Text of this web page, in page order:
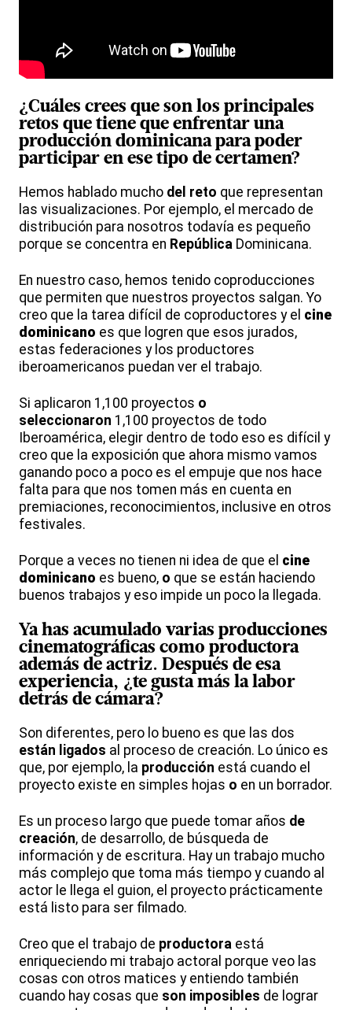
¿Cuáles crees que son los principales
retos que tiene que enfrentar una
producción dominicana para poder
participar en ese tipo de certamen?
Hemos hablado mucho del reto que representan
las visualizaciones. Por ejemplo, el mercado de
distribución para nosotros todavía es pequeño
porque se concentra en República Dominicana.
En nuestro caso, hemos tenido coproducciones
que permiten que nuestros proyectos salgan. Yo
creo que la tarea difícil de coproductores y el cine
dominicano es que logren que esos jurados,
estas federaciones y los productores
iberoamericanos puedan ver el trabajo.
Si aplicaron 1,100 proyectos o
seleccionaron 1,100 proyectos de todo
Iberoamérica, elegir dentro de todo eso es difícil y
creo que la exposición que ahora mismo vamos
ganando poco a poco es el empuje que nos hace
falta para que nos tomen más en cuenta en
premiaciones, reconocimientos, inclusive en otros
festivales.
Porque a veces no tienen ni idea de que el cine
dominicano es bueno, o que se están haciendo
buenos trabajos y eso impide un poco la llegada.
Ya has acumulado varias producciones
cinematográficas como productora
además de actriz. Después de esa
experiencia, ¿te gusta más la labor
detrás de cámara?
Son diferentes, pero lo bueno es que las dos
están ligados al proceso de creación. Lo único es
que, por ejemplo, la producción está cuando el
proyecto existe en simples hojas o en un borrador.
Es un proceso largo que puede tomar años de
creación, de desarrollo, de búsqueda de
información y de escritura. Hay un trabajo mucho
más complejo que toma más tiempo y cuando al
actor le llega el guion, el proyecto prácticamente
está listo para ser filmado.
Creo que el trabajo de productora está
enriqueciendo mi trabajo actoral porque veo las
cosas con otros matices y entiendo también
cuando hay cosas que son imposibles de lograr